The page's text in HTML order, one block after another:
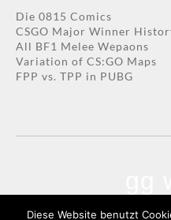
Die 0815 Comics
CSGO Major Winner
All BF1 Melee Wepaons
Variation of CS:GO Maps
FPP vs. TPP in PUBG
Diese Website benutzt